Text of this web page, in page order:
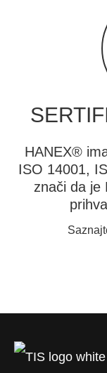
HANEX®
ISO 14001,
znači da je